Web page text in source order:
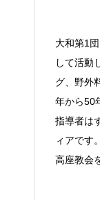
大和第1
して活動
グ、野外
年から50
指導者は
ィアです
高座教会